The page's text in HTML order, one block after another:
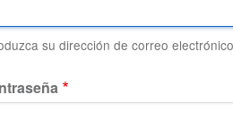
su dirección de correo